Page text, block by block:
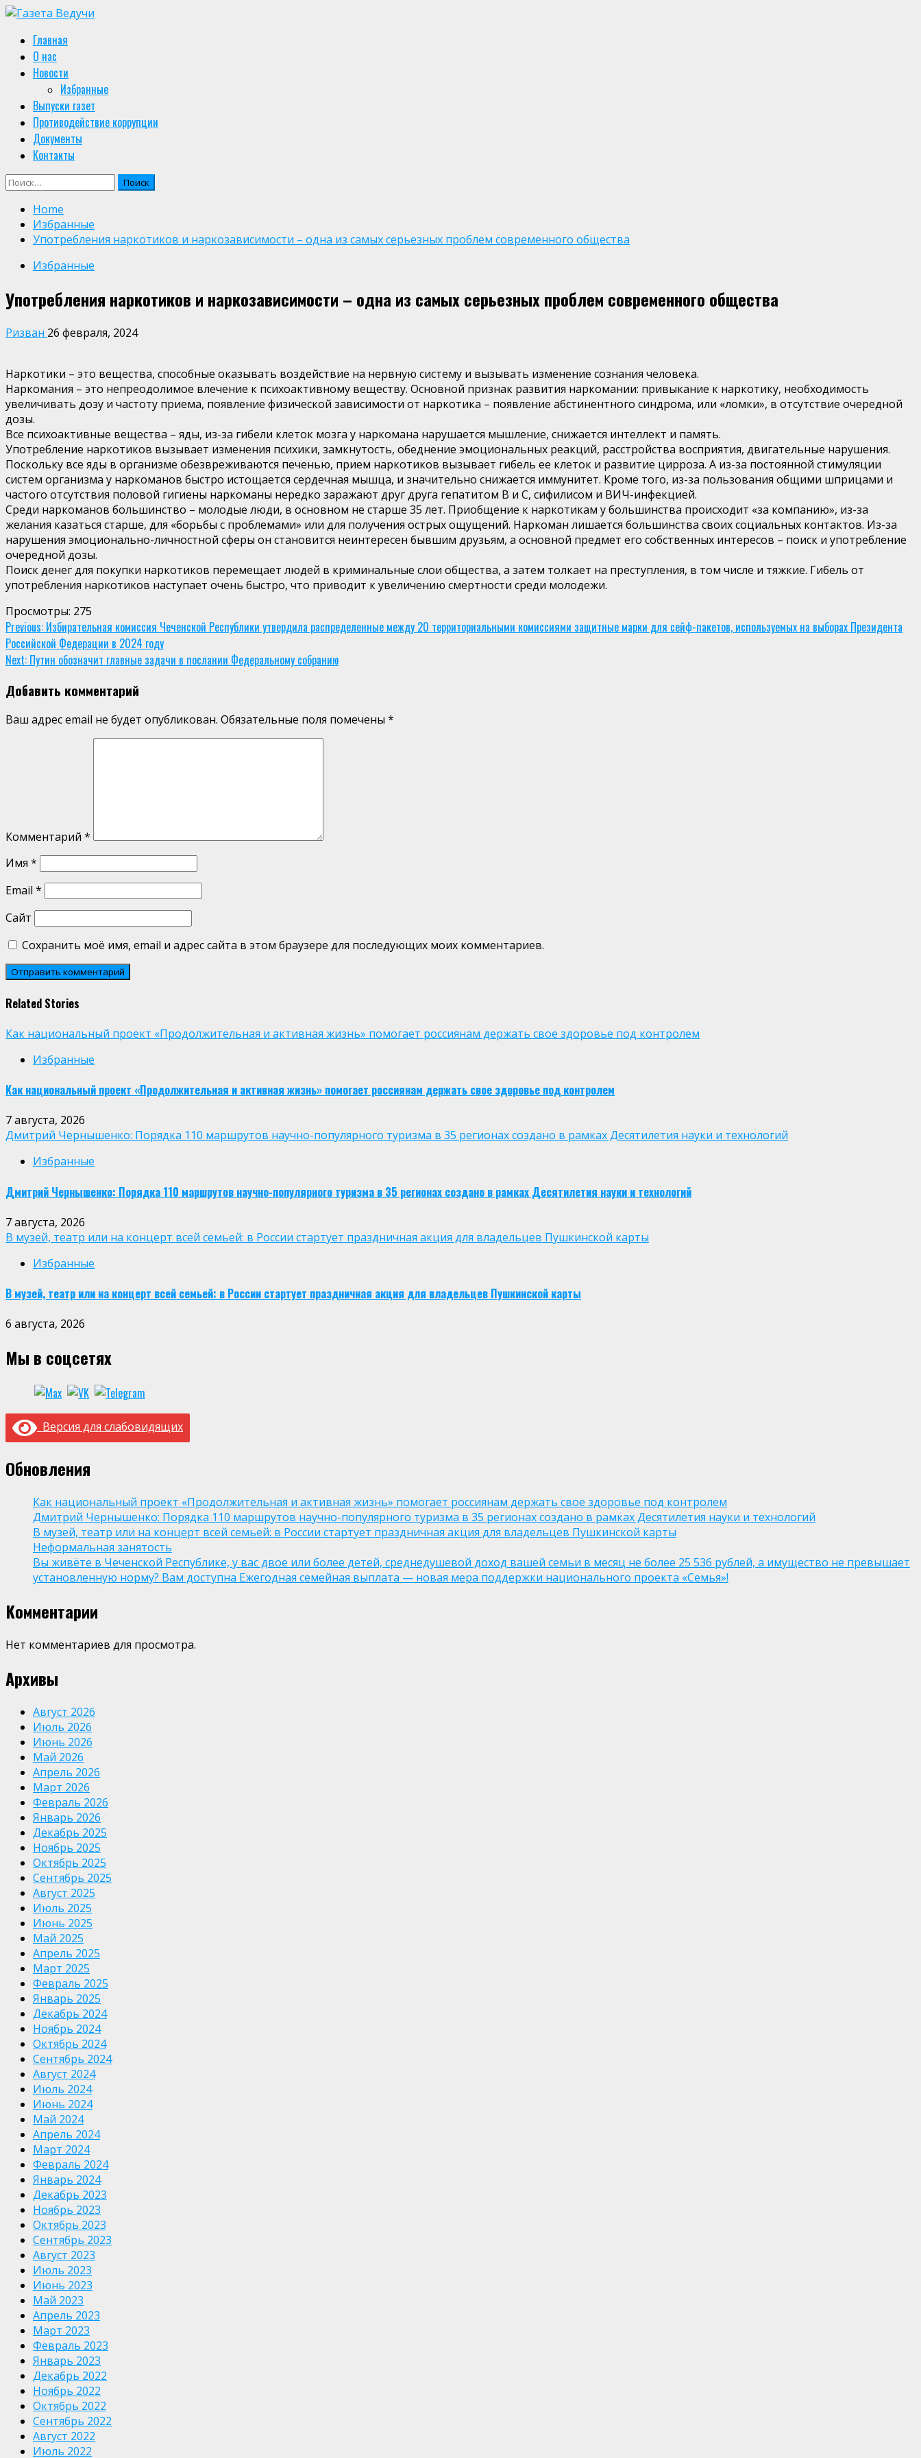
Skip
content
Primary
Menu
Главная
О нас
Новости
Избранные
Выпуски газет
Противодействие коррупции
Документы
Контакты
Найти:
Home
Избранные
Употребления наркотиков и наркозависимости – одна из самых серьезных проблем современного общества
Избранные
Употребления наркотиков и наркозависимости – одна из самых серьезных проблем современного общества
Ризван 26 февраля, 2024
Наркотики – это вещества, способные оказывать воздействие на нервную систему и вызывать изменение сознания человека.
Наркомания – это непреодолимое влечение к психоактивному веществу. Основной признак развития наркомании: привыкание к наркотику, необходимость
увеличивать дозу и частоту приема, появление физической зависимости от наркотика – появление абстинентного синдрома, или «ломки», в отсутствие очередной
дозы.
Все психоактивные вещества – яды, из-за гибели клеток мозга у наркомана нарушается мышление, снижается интеллект и память.
Употребление наркотиков вызывает изменения психики, замкнутость, обеднение эмоциональных реакций, расстройства восприятия, двигательные нарушения.
Поскольку все яды в организме обезвреживаются печенью, прием наркотиков вызывает гибель ее клеток и развитие цирроза. А из-за постоянной стимуляции
систем организма у наркоманов быстро истощается сердечная мышца, и значительно снижается иммунитет. Кроме того, из-за пользования общими шприцами и
частого отсутствия половой гигиены наркоманы нередко заражают друг друга гепатитом В и С, сифилисом и ВИЧ-инфекцией.
Среди наркоманов большинство – молодые люди, в основном не старше 35 лет. Приобщение к наркотикам у большинства происходит «за компанию», из-за
желания казаться старше, для «борьбы с проблемами» или для получения острых ощущений. Наркоман лишается большинства своих социальных контактов. Из-за
нарушения эмоционально-личностной сферы он становится неинтересен бывшим друзьям, а основной предмет его собственных интересов – поиск и употребление
очередной дозы.
Поиск денег для покупки наркотиков перемещает людей в криминальные слои общества, а затем толкает на преступления, в том числе и тяжкие. Гибель от
употребления наркотиков наступает очень быстро, что приводит к увеличению смертности среди молодежи.
Просмотры: 275
Continue
Reading
Previous: Избирательная комиссия Чеченской Республики утвердила распределенные между 20 территориальными комиссиями защитные марки для сейф-пакетов, используемых на выборах Президента
Российской Федерации в 2024 году
Next: Путин обозначит главные задачи в послании Федеральному собранию
Добавить комментарий
Ваш адрес email не будет опубликован. Обязательные поля помечены *
Комментарий *
Имя *
Email *
Сайт
Сохранить моё имя, email и адрес сайта в этом браузере для последующих моих комментариев.
Related Stories
Как национальный проект «Продолжительная и активная жизнь» помогает россиянам держать свое здоровье под контролем
Избранные
Как национальный проект «Продолжительная и активная жизнь» помогает россиянам держать свое здоровье под контролем
7 августа, 2026
Дмитрий Чернышенко: Порядка 110 маршрутов научно-популярного туризма в 35 регионах создано в рамках Десятилетия науки и технологий
Избранные
Дмитрий Чернышенко: Порядка 110 маршрутов научно-популярного туризма в 35 регионах создано в рамках Десятилетия науки и технологий
7 августа, 2026
В музей, театр или на концерт всей семьей: в России стартует праздничная акция для владельцев Пушкинской карты
Избранные
В музей, театр или на концерт всей семьей: в России стартует праздничная акция для владельцев Пушкинской карты
6 августа, 2026
Мы в соцсетях
Версия для слабовидящих
Обновления
Как национальный проект «Продолжительная и активная жизнь» помогает россиянам держать свое здоровье под контролем
Дмитрий Чернышенко: Порядка 110 маршрутов научно-популярного туризма в 35 регионах создано в рамках Десятилетия науки и технологий
В музей, театр или на концерт всей семьей: в России стартует праздничная акция для владельцев Пушкинской карты
Неформальная занятость
Вы живёте в Чеченской Республике, у вас двое или более детей, среднедушевой доход вашей семьи в месяц не более 25 536 рублей, а имущество не превышает
установленную норму? Вам доступна Ежегодная семейная выплата — новая мера поддержки национального проекта «Семья»!
Комментарии
Нет комментариев для просмотра.
Архивы
Август 2026
Июль 2026
Июнь 2026
Май 2026
Апрель 2026
Март 2026
Февраль 2026
Январь 2026
Декабрь 2025
Ноябрь 2025
Октябрь 2025
Сентябрь 2025
Август 2025
Июль 2025
Июнь 2025
Май 2025
Апрель 2025
Март 2025
Февраль 2025
Январь 2025
Декабрь 2024
Ноябрь 2024
Октябрь 2024
Сентябрь 2024
Август 2024
Июль 2024
Июнь 2024
Май 2024
Апрель 2024
Март 2024
Февраль 2024
Январь 2024
Декабрь 2023
Ноябрь 2023
Октябрь 2023
Сентябрь 2023
Август 2023
Июль 2023
Июнь 2023
Май 2023
Апрель 2023
Март 2023
Февраль 2023
Январь 2023
Декабрь 2022
Ноябрь 2022
Октябрь 2022
Сентябрь 2022
Август 2022
Июль 2022